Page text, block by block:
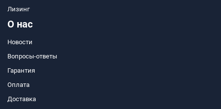
Лизинг
О нас
Новости
Вопросы-ответы
Гарантия
Оплата
Доставка